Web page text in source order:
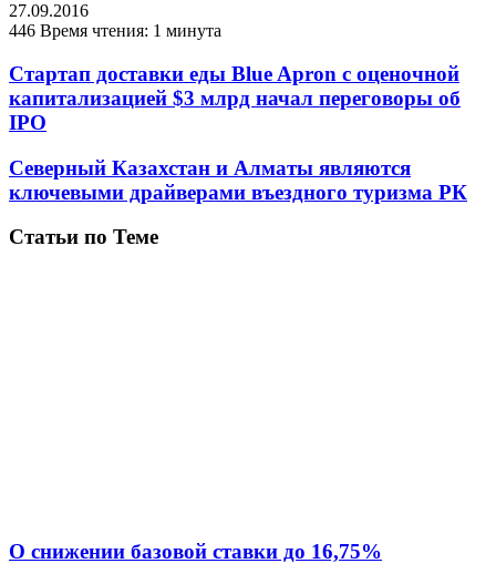
27.09.2016
446 Время чтения: 1 минута
Стартап доставки еды Blue Apron с оценочной
капитализацией $3 млрд начал переговоры об
IPO
Северный Казахстан и Алматы являются
ключевыми драйверами въездного туризма РК
Статьи по Теме
О снижении базовой ставки до 16,75%